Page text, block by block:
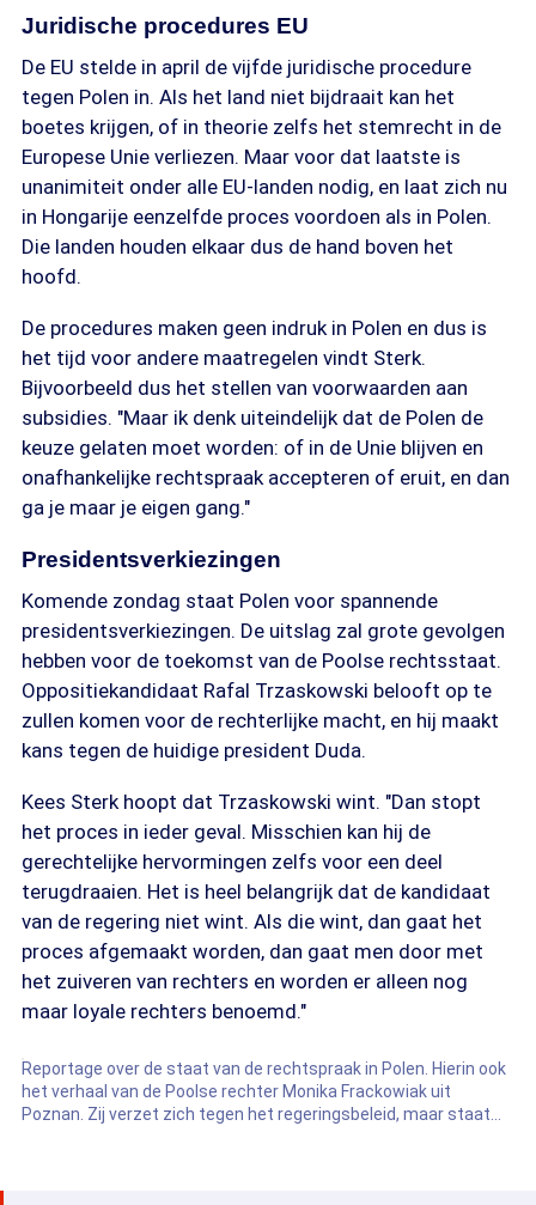
Juridische procedures EU
De EU stelde in april de vijfde juridische procedure
tegen Polen in. Als het land niet bijdraait kan het
boetes krijgen, of in theorie zelfs het stemrecht in de
Europese Unie verliezen. Maar voor dat laatste is
unanimiteit onder alle EU-landen nodig, en laat zich nu
in Hongarije eenzelfde proces voordoen als in Polen.
Die landen houden elkaar dus de hand boven het
hoofd.
De procedures maken geen indruk in Polen en dus is
het tijd voor andere maatregelen vindt Sterk.
Bijvoorbeeld dus het stellen van voorwaarden aan
subsidies. "Maar ik denk uiteindelijk dat de Polen de
keuze gelaten moet worden: of in de Unie blijven en
onafhankelijke rechtspraak accepteren of eruit, en dan
ga je maar je eigen gang."
Presidentsverkiezingen
Komende zondag staat Polen voor spannende
presidentsverkiezingen. De uitslag zal grote gevolgen
hebben voor de toekomst van de Poolse rechtsstaat.
Oppositiekandidaat Rafal Trzaskowski belooft op te
zullen komen voor de rechterlijke macht, en hij maakt
kans tegen de huidige president Duda.
Kees Sterk hoopt dat Trzaskowski wint. "Dan stopt
het proces in ieder geval. Misschien kan hij de
gerechtelijke hervormingen zelfs voor een deel
terugdraaien. Het is heel belangrijk dat de kandidaat
van de regering niet wint. Als die wint, dan gaat het
proces afgemaakt worden, dan gaat men door met
het zuiveren van rechters en worden er alleen nog
maar loyale rechters benoemd."
Reportage over de staat van de rechtspraak in Polen. Hierin ook
het verhaal van de Poolse rechter Monika Frackowiak uit
Poznan. Zij verzet zich tegen het regeringsbeleid, maar staat